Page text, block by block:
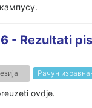
- Rezultati
Рачун
ovdje.